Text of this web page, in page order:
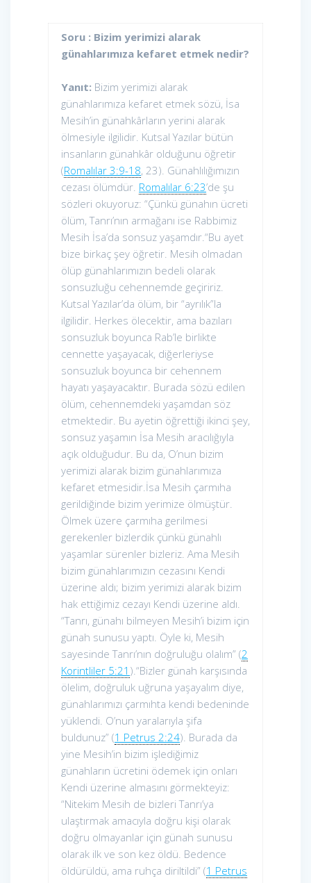
Soru : Bizim yerimizi alarak
günahlarımıza kefaret etmek nedir?
Yanıt: Bizim yerimizi alarak
günahlarımıza kefaret etmek sözü, İsa
Mesih’in günahkârların yerini alarak
ölmesiyle ilgilidir. Kutsal Yazılar bütün
insanların günahkâr olduğunu öğretir
(Romalılar 3:9-18, 23). Günahlılığımızın
cezası ölümdür. Romalılar 6:23’de şu
sözleri okuyoruz: “Çünkü günahın ücreti
ölüm, Tanrı’nın armağanı ise Rabbimiz
Mesih İsa’da sonsuz yaşamdır.“Bu ayet
bize birkaç şey öğretir. Mesih olmadan
ölüp günahlarımızın bedeli olarak
sonsuzluğu cehennemde geçiririz.
Kutsal Yazılar’da ölüm, bir “ayrılık”la
ilgilidir. Herkes ölecektir, ama bazıları
sonsuzluk boyunca Rab’le birlikte
cennette yaşayacak, diğerleriyse
sonsuzluk boyunca bir cehennem
hayatı yaşayacaktır. Burada sözü edilen
ölüm, cehennemdeki yaşamdan söz
etmektedir. Bu ayetin öğrettiği ikinci şey,
sonsuz yaşamın İsa Mesih aracılığıyla
açık olduğudur. Bu da, O’nun bizim
yerimizi alarak bizim günahlarımıza
kefaret etmesidir.İsa Mesih çarmıha
gerildiğinde bizim yerimize ölmüştür.
Ölmek üzere çarmıha gerilmesi
gerekenler bizlerdik çünkü günahlı
yaşamlar sürenler bizleriz. Ama Mesih
bizim günahlarımızın cezasını Kendi
üzerine aldı; bizim yerimizi alarak bizim
hak ettiğimiz cezayı Kendi üzerine aldı.
“Tanrı, günahı bilmeyen Mesih’i bizim için
günah sunusu yaptı. Öyle ki, Mesih
sayesinde Tanrı’nın doğruluğu olalım” (2
Korintliler 5:21 ).“Bizler günah karşısında
ölelim, doğruluk uğruna yaşayalım diye,
günahlarımızı çarmıhta kendi bedeninde
yüklendi. O’nun yaralarıyla şifa
buldunuz” (1 Petrus 2:24). Burada da
yine Mesih’in bizim işlediğimiz
günahların ücretini ödemek için onları
Kendi üzerine almasını görmekteyiz:
“Nitekim Mesih de bizleri Tanrı’ya
ulaştırmak amacıyla doğru kişi olarak
doğru olmayanlar için günah sunusu
olarak ilk ve son kez öldü. Bedence
öldürüldü, ama ruhça diriltildi” (1 Petrus